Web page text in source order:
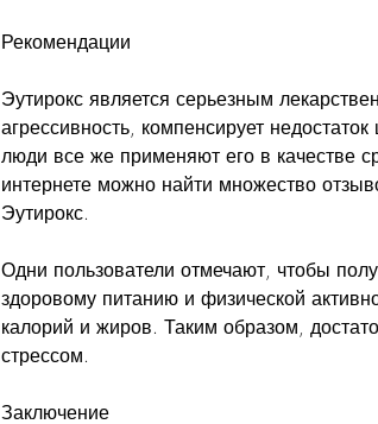
Рекомендации
Эутирокс является серьезным
агрессивность, компенсирует
люди все же применяют его в качестве
интернете можно найти множество
Эутирокс.
Одни пользователи отмечают, чтобы
здоровому питанию и физической
калорий и жиров. Таким образом,
стрессом.
Заключение